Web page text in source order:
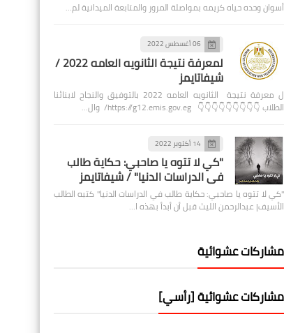
أسوان وحده حياه كريمه بمواصلة المرور والمتابعة الميدانية لم…
06 أغسطس 2022
لمعرفة نتيجة الثانويه العامه 2022 /
شيفاتايمز
ل معرفة نتيجة الثانويه العامه 2022 بالتوفيق والنجاح لابنائنا
الطلاب 👇👇👇👇👇👇👇👇👇 https://g12.emis.gov.eg/ وال…
14 أكتوبر 2022
"كي لا تتوه يا صاحبي: حكاية طالب
في الدراسات الدنيا" / شيفاتايمز
"كي لا تتوه يا صاحبي: حكاية طالب في الدراسات الدنيا" كتبه الطالب
الأسيف| عبدالرحمن الليث قبل أن أبدأ بهذه ا…
مشاركات عشوائية
مشاركات عشوائية [رأسي]